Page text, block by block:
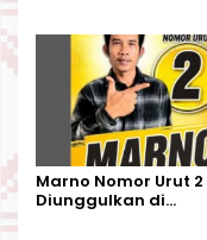
Kecamatan Petbar
Marno Nomor Urut 2
Diunggulkan di